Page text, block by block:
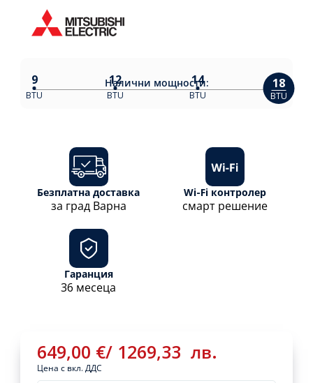
649,00 €/ 1269,33 лв.
Цена с вкл. ДДС
Налични мощности:
9
BTU
12
BTU
14
BTU
18
BTU
Безплатна доставка
за град Варна
Wi-Fi контролер
смарт решение
Гаранция
36 месеца